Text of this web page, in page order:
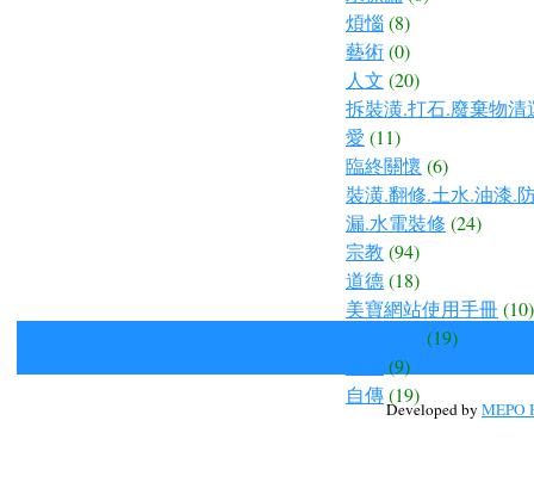
煩惱 (8)
藝術(0)
人文 (20)
拆裝潢.打石.廢棄物清
愛 (11)
臨終關懷 (6)
裝潢.翻修.土水.油漆.
漏.水電裝修 (24)
宗教 (94)
道德(18)
美寶網站使用手冊(10)
(19)
(9)
自傳(19)
Developed by MEPO